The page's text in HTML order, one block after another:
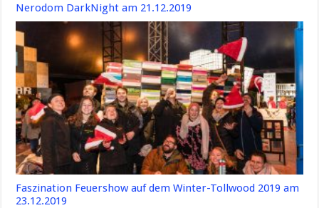
Nerodom DarkNight am 21.12.2019
Faszination Feuershow auf dem Winter-Tollwood 2019 am
23.12.2019